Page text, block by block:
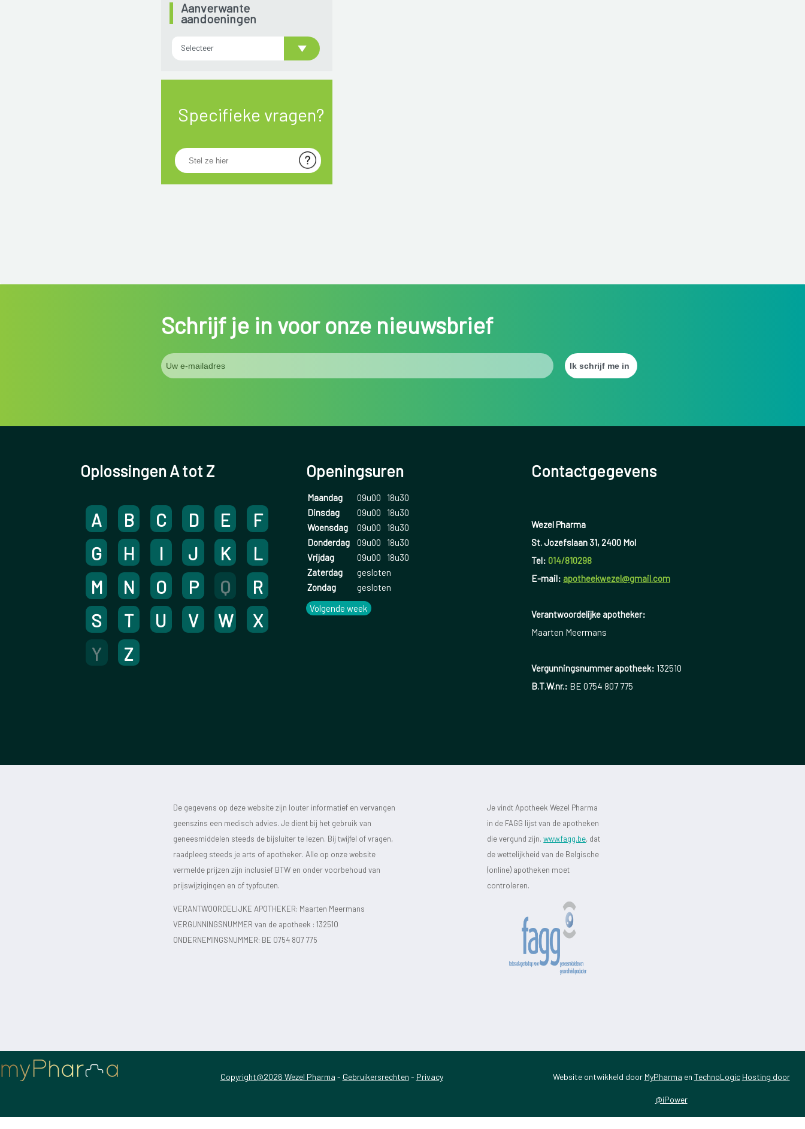
Aanverwante
aandoeningen
Selecteer
Specifieke vragen?
Schrijf je in voor onze nieuwsbrief
Oplossingen A tot Z
A B C D E
F
G
H I J K
L
M
N O P Q
R
S
T U V W
X
Y
Z
Openingsuren
Maandag 09u00
18u30
Dinsdag
09u00
18u30
Woensdag
09u00
18u30
Donderdag
09u00
18u30
Vrijdag
09u00
18u30
Zaterdag
gesloten
Zondag
gesloten
Volgende week
Contactgegevens
Wezel Pharma
St. Jozefslaan 31, 2400 Mol
Tel: 014/810298
E-mail: apotheekwezel@gmail.com
Verantwoordelijke apotheker:
Maarten Meermans
Vergunningsnummer apotheek: 132510
B.T.W.nr.: BE 0754 807 775
De gegevens op deze website zijn louter informatief en vervangen
geenszins een medisch advies. Je dient bij het gebruik van
geneesmiddelen steeds de bijsluiter te lezen. Bij twijfel of vragen,
raadpleeg steeds je arts of apotheker. Alle op onze website
vermelde prijzen zijn inclusief BTW en onder voorbehoud van
prijswijzigingen en of typfouten.
VERANTWOORDELIJKE APOTHEKER: Maarten Meermans
VERGUNNINGSNUMMER van de apotheek : 132510
ONDERNEMINGSNUMMER: BE 0754 807 775
Je vindt Apotheek Wezel Pharma
in de FAGG lijst van de apotheken
die vergund zijn.www.fagg.be, dat
de wettelijkheid van de Belgische
(online) apotheken moet
controleren.
Copyright@2026 Wezel Pharma - Gebruikersrechten - Privacy Website ontwikkeld door MyPharma en TechnoLogic Hosting door
@iPower